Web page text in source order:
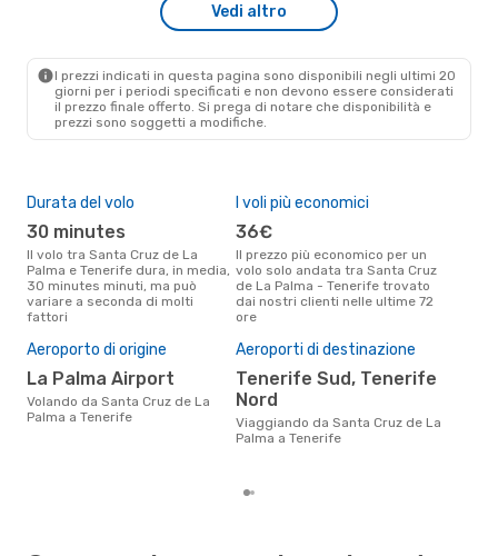
Vedi altro
I prezzi indicati in questa pagina sono disponibili negli ultimi 20
giorni per i periodi specificati e non devono essere considerati
il ​​prezzo finale offerto. Si prega di notare che disponibilità e
prezzi sono soggetti a modifiche.
Durata del volo
30 minutes
Il volo tra Santa Cruz de La
Palma e Tenerife dura, in media,
30 minutes minuti, ma può
variare a seconda di molti
fattori
I voli più economici
36€
Il prezzo più economico per un
volo solo andata tra Santa Cruz
de La Palma - Tenerife trovato
dai nostri clienti nelle ultime 72
ore
Aeroporto di origine
La Palma Airport
Volando da Santa Cruz de La
Palma a Tenerife
Aeroporti di destinazione
Tenerife Sud, Tenerife
Nord
Viaggiando da Santa Cruz de La
Palma a Tenerife